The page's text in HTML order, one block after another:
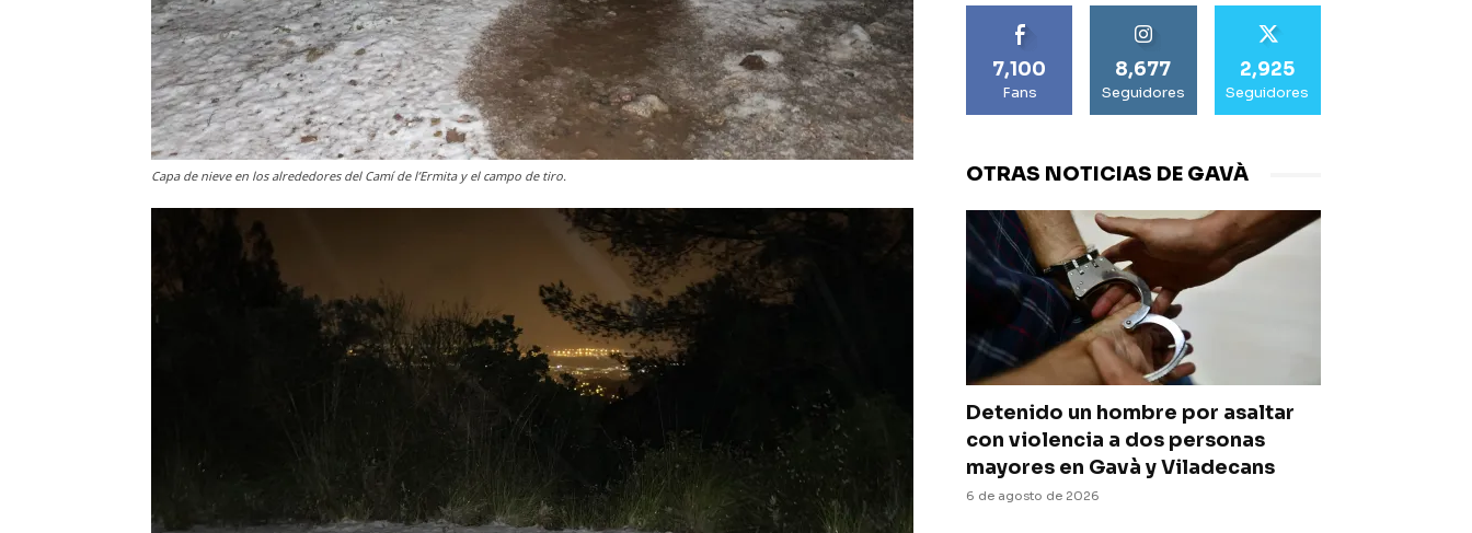
Capa de nieve en los alrededores del Camí de l’Ermita y el campo de tiro.
7,100
Fans
8,677
Seguidores
2,925
Seguidores
OTRAS NOTICIAS DE GAVÀ
Detenido un hombre por asaltar
con violencia a dos personas
mayores en Gavà y Viladecans
6 de agosto de 2026